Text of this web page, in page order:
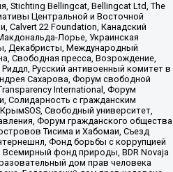
Stichting Bellingcat, Bellingcat Ltd, The
Центральной и Восточной
22 Foundation, Канадский
Лорье, Украинская
Декабристы, Международный
Свободная пресса, Возрождение,
Русский антивоенный комитет в
Сахарова, Форум свободной
International, Форум
Солидарность с гражданским
Свободный университет,
Форум гражданского общества
Тисима и Хабомаи, Съезд
Фонд борьбы с коррупцией
Всемирный фонд природы, BDR Novaja
дом прав человека